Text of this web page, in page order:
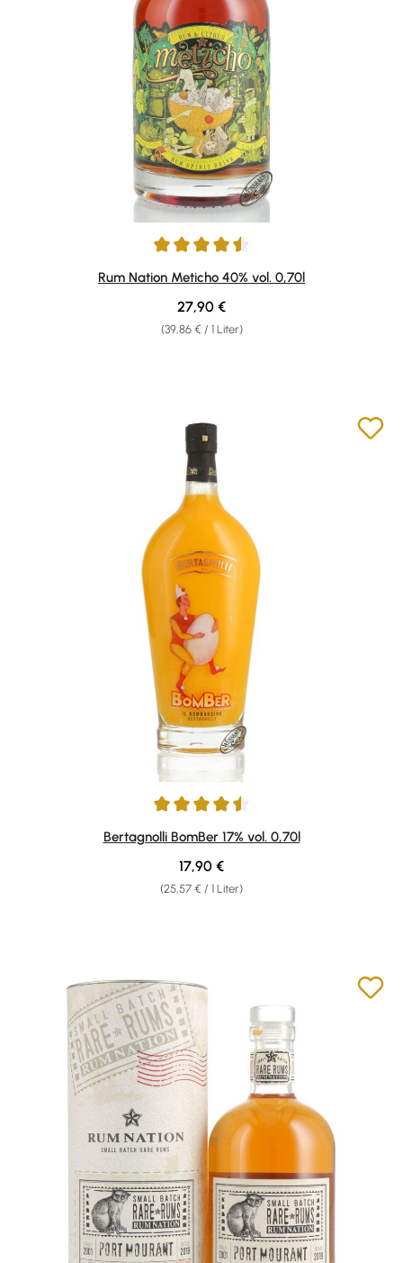
Durchschnittliche Bewertung von 4.5 von 5 Sternen
Rum Nation Meticho 40% vol. 0,70l
(39,86 € / 1 Liter)
Regulärer Preis:
27,90 €
Durchschnittliche Bewertung von 4.4 von 5 Sternen
Bertagnolli BomBer 17% vol. 0,70l
(25,57 € / 1 Liter)
Regulärer Preis:
17,90 €